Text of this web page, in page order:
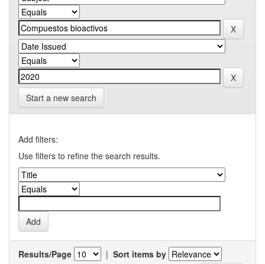
Start a new search
Add filters:
Use filters to refine the search results.
Results/Page | Sort items by